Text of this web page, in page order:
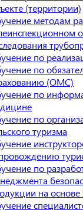
(территории)
методам
по
по
(ОМС)
по
по
туризма
по
на